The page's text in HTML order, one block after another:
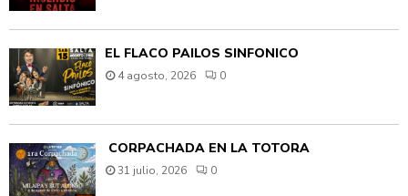
EL FLACO PAILOS SINFÓNICO
4 agosto, 2026 0
CORPACHADA EN LA TOTORA
31 julio, 2026 0